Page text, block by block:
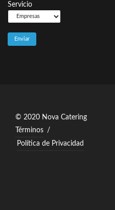
Servicio
© 2020 Nova Catering
Términos /
Política de Privacidad